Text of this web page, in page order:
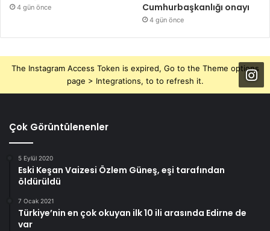
4 gün önce
Cumhurbaşkanlığı onayı
4 gün önce
The Instagram Access Token is expired, Go to the Theme options
page > Integrations, to to refresh it.
Çok Görüntülenenler
5 Eylül 2020
Eski Keşan Vaizesi Özlem Güneş, eşi tarafından
öldürüldü
7 Ocak 2021
Türkiye’nin en çok okuyan ilk 10 ili arasında Edirne de
var